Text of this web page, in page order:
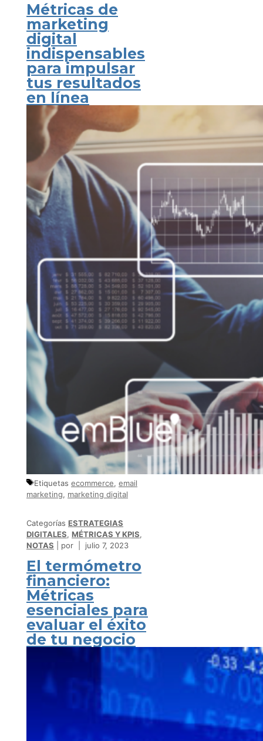
Métricas de
marketing
digital
indispensables
para impulsar
tus resultados
en línea
Etiquetas ecommerce, email
marketing, marketing digital
Categorías ESTRATEGIAS
DIGITALES, MÉTRICAS Y KPIS,
NOTAS
por julio 7, 2023
El termómetro
financiero:
Métricas
esenciales para
evaluar el éxito
de tu negocio